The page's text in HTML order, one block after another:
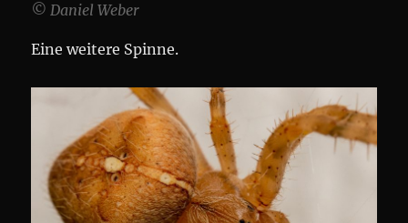
© Daniel Weber
Eine weitere Spinne.